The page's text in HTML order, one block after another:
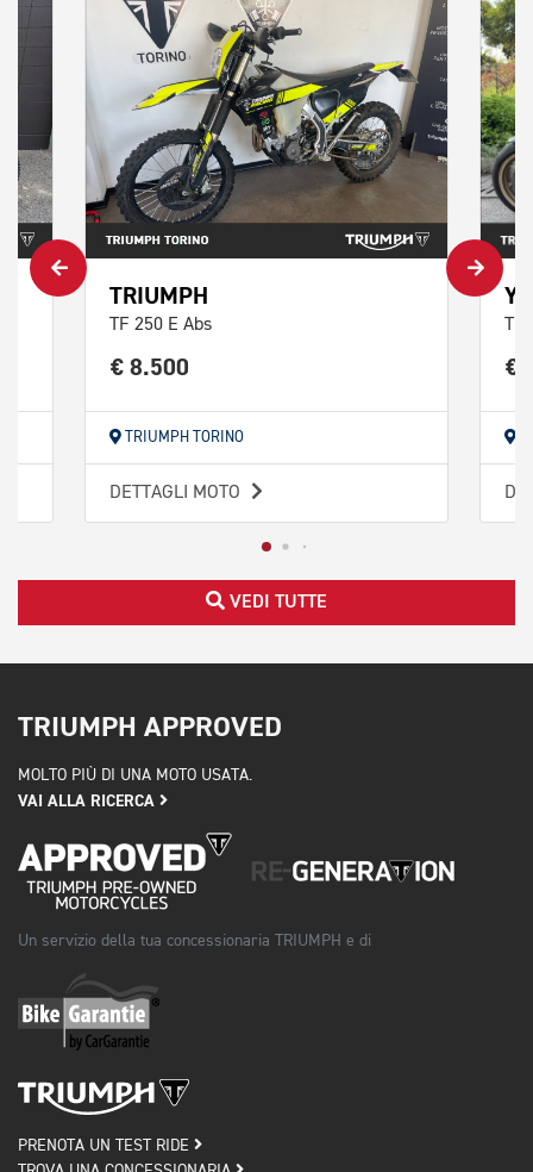
TRIUMPH
TF 250 E Abs
€ 8.500
TRIUMPH TORINO
DETTAGLI MOTO
€
VEDI TUTTE
TRIUMPH APPROVED
MOLTO PIÙ DI UNA MOTO USATA.
VAI ALLA RICERCA
Un servizio della tua concessionaria TRIUMPH e di
PRENOTA UN TEST RIDE